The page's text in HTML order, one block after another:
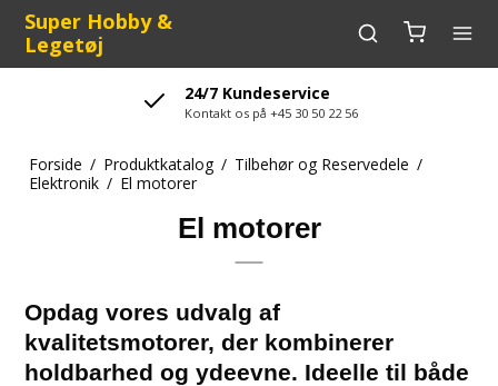
Super Hobby &
Legetøj
24/7 Kundeservice
Kontakt os på +45 30 50 22 56
Forside / Produktkatalog / Tilbehør og Reservedele /
Elektronik / El motorer
El motorer
Opdag vores udvalg af
kvalitetsmotorer, der kombinerer
holdbarhed og ydeevne. Ideelle til både